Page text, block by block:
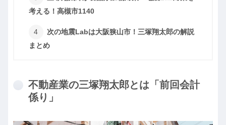
考える！高槻市1140
次の地震Labは大阪狭山市！三塚翔太郎の解説
まとめ
不動産業の三塚翔太郎とは「前回会計
係り」